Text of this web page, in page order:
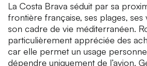
La Costa Brava séduit par sa
frontière française, ses plages, ses
son cadre de vie méditerranéen.
particulièrement appréciée des
car elle permet un usage
dépendre uniquement de l’avion.